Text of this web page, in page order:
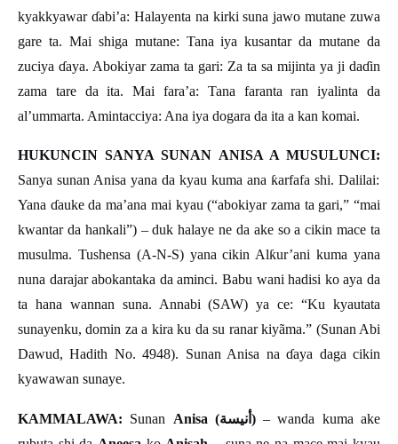
kyakkyawar ɗabi’a: Halayenta na kirki suna jawo mutane zuwa
gare ta. Mai shiga mutane: Tana iya kusantar da mutane da
zuciya ɗaya. Abokiyar zama ta gari: Za ta sa mijinta ya ji daɗin
zama tare da ita. Mai fara’a: Tana faranta ran iyalinta da
al’ummarta. Amintacciya: Ana iya dogara da ita a kan komai.
HUKUNCIN SANYA SUNAN ANISA A MUSULUNCI:
Sanya sunan Anisa yana da kyau kuma ana ƙarfafa shi. Dalilai:
Yana ɗauke da ma’ana mai kyau (“abokiyar zama ta gari,” “mai
kwantar da hankali”) –duk halaye ne da ake so a cikin mace ta
musulma. Tushensa (A-N-S) yana cikin Alƙur’ani kuma yana
nuna darajar abokantaka da aminci. Babu wani hadisi ko aya da
ta hana wannan suna. Annabi (SAW) ya ce:“Ku kyautata
sunayenku, domin za a kira ku da su ranar kiyãma.” (Sunan Abi
Dawud, Hadith No. 4948). Sunan Anisa naɗaya daga cikin
kyawawan sunaye.
KAMMALAWA: Sunan Anisa (أنيسة)– wanda kuma ake